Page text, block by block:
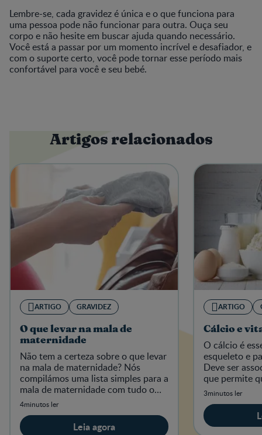
Lembre-se, cada gravidez é única e o que funciona para
uma pessoa pode não funcionar para outra. Ouça seu
corpo e não hesite em buscar ajuda quando necessário.
Você está a passar por um momento incrível e desafiador, e
com o suporte certo, você pode tornar esse período mais
confortável para você e seu bebé.
Artigos relacionados
ARTIGO GRAVIDEZ
O que levar na mala de
maternidade
Não tem a certeza sobre o que levar
na mala de maternidade? Nós
compilámos uma lista simples para a
mala de maternidade com tudo o
que é essencial. Esqueça o peso,
4minutos ler
Leia agora
ARTIGO
Cálcio e
O cálcio é
esqueleto e
Deve ser
que permite
absorvido
3minutos ler